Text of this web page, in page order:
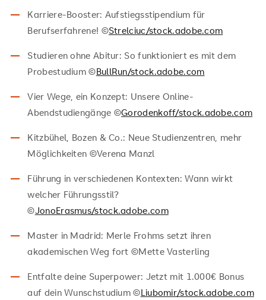
Karriere-Booster: Aufstiegsstipendium für
Berufserfahrene! ©Strelciuc/stock.adobe.com
Studieren ohne Abitur: So funktioniert es mit dem
Probestudium ©BullRun/stock.adobe.com
Vier Wege, ein Konzept: Unsere Online-
Abendstudiengänge ©Gorodenkoff/stock.adobe.com
Kitzbühel, Bozen & Co.: Neue Studienzentren, mehr
Möglichkeiten ©Verena Manzl
Führung in verschiedenen Kontexten: Wann wirkt
welcher Führungsstil?
©JonoErasmus/stock.adobe.com
Master in Madrid: Merle Frohms setzt ihren
akademischen Weg fort ©Mette Vasterling
Entfalte deine Superpower: Jetzt mit 1.000€ Bonus
auf dein Wunschstudium ©Liubomir/stock.adobe.com